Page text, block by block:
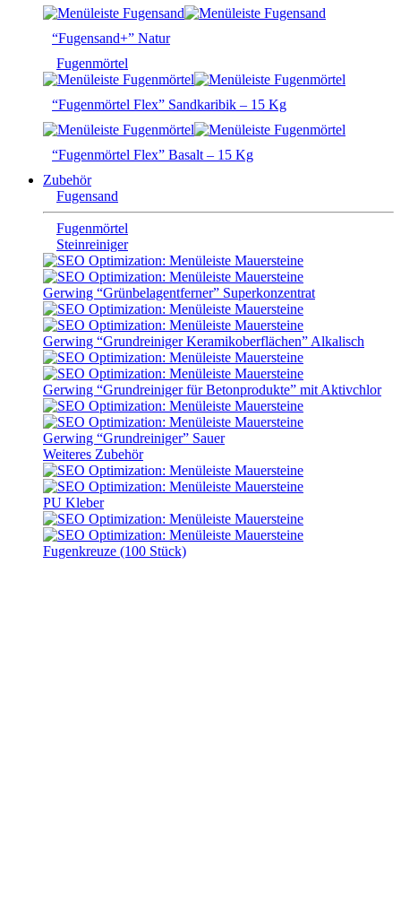
“Fugensand+” Natur
Fugenmörtel
“Fugenmörtel Flex” Sandkaribik – 15 Kg
“Fugenmörtel Flex” Basalt – 15 Kg
Zubehör
Fugensand
Fugenmörtel
Steinreiniger
Gerwing “Grünbelagentferner” Superkonzentrat
Gerwing “Grundreiniger Keramikoberflächen” Alkalisch
Gerwing “Grundreiniger für Betonprodukte” mit Aktivchlor
Gerwing “Grundreiniger” Sauer
Weiteres Zubehör
PU Kleber
Fugenkreuze (100 Stück)